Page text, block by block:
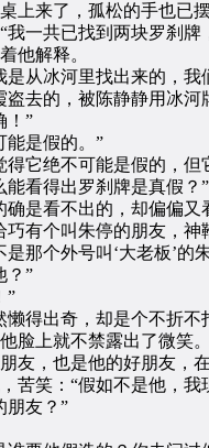
来了，孤松的手也已摆
一共已找到两块罗刹牌
解释。
冰河里找出来的，我
去的，被陈静静用冰河
”
是假的。”
它绝不可能是假的，但
看得出罗刹牌是真假？”
看不出的，却偏偏又
个叫朱停的朋友，神
个外号叫‘大老板’的
”
”
出奇，却是个不折不
上就不禁露出了微笑。
，也是他的好朋友，在
笑：“假如不是他，我
友？”